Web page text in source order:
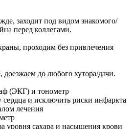
заходит под видом знакомого/
перед коллегами.
проходим без привлечения
доезжаем до любого хутора/дачи.
(ЭКГ) и тонометр
сердца и исключить риски инфаркта
лечения
уровня сахара и насыщения крови